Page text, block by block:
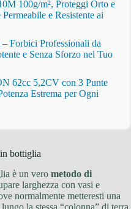
100g/m², Proteggi Orto e
e Resistente ai
Forbici Professionali da
e Senza Sforzo nel Tuo
62cc 5,2CV con 3 Punte
Estrema per Ogni
bottiglia
è un vero metodo di
larghezza con vasi e
normalmente metteresti una
lungo la stessa “colonna” di terra.